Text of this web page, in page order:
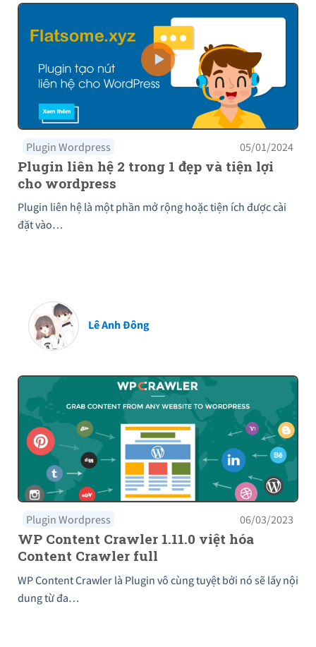
Plugin Wordpress 05/01/2024
Plugin liên hệ 2 trong 1 đẹp và tiện lợi
cho wordpress
Plugin liên hệ là một phần mở rộng hoặc tiện ích được cài
đặt vào…
Lê Anh Đông
Plugin Wordpress 06/03/2023
WP Content Crawler 1.11.0 việt hóa
Content Crawler full
WP Content Crawler là Plugin vô cùng tuyệt bởi nó sẽ lấy nội
dung từ đa…